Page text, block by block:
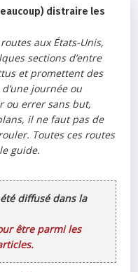
distraire les
aux États-Unis,
sections d’entre
et promettent des
journée ou
ou errer sans but,
il ne faut pas de
Toutes ces routes
guide.
diffusé dans la
être parmi les